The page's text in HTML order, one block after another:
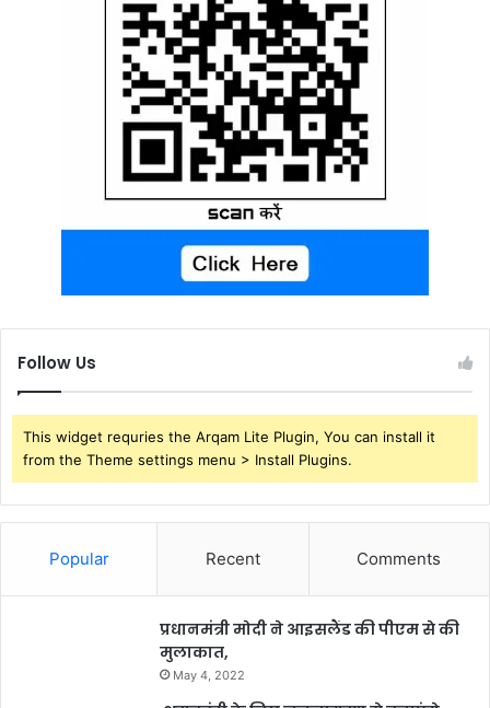
Follow Us
This widget requries the Arqam Lite Plugin, You can install it
from the Theme settings menu > Install Plugins.
Popular Recent Comments
प्रधानमंत्री मोदी ने आइसलैंड की पीएम से की
मुलाकात,
May 4, 2022